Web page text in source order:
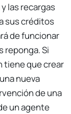
las recargas
sus créditos
de funcionar
reponga. Si
tiene que crear
nueva
de una
un agente